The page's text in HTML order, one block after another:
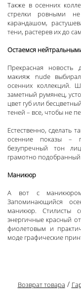
Также в осенних
стрелки ровными
карандашом,
тени, растерев их до
Остаемся
Прекрасная новость
макияж nude
осенних коллекций.
заметный румянец,
цвет губ или
теней – все, чтобы не
Естественно, сделать
осенние показы –
безупречный тон
грамотно
Маникюр
А вот с
Запоминающийся
маникюр. Стилисты
энергичные красный
фиолетовым и
моде графические
Возврат товара /